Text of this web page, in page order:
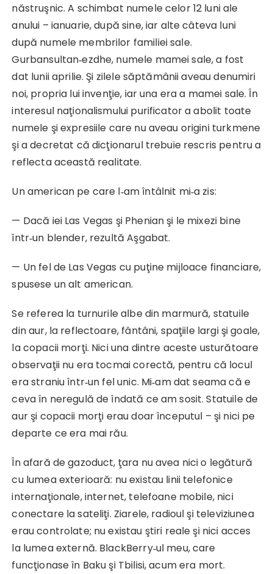
năstruşnic. A schimbat numele celor 12 luni ale
anului – ianuarie, după sine, iar alte câteva luni
după numele membrilor familiei sale.
Gurbansultan‑ezdhe, numele mamei sale, a fost
dat lunii aprilie. Şi zilele săptămânii aveau denumiri
noi, propria lui invenţie, iar una era a mamei sale. În
interesul naţionalismului purificator a abolit toate
numele şi expresiile care nu aveau origini turkmene
şi a decretat că dicţionarul trebuie rescris pentru a
reflecta această realitate.
Un american pe care l‑am întâlnit mi‑a zis:
— Dacă iei Las Vegas şi Phenian şi le mixezi bine
într‑un blender, rezultă Aşgabat.
— Un fel de Las Vegas cu puţine mijloace financiare,
spusese un alt american.
Se referea la turnurile albe din marmură, statuile
din aur, la reflectoare, fântâni, spaţiile largi şi goale,
la copacii morţi. Nici una dintre aceste usturătoare
observaţii nu era tocmai corectă, pentru că locul
era straniu într‑un fel unic. Mi‑am dat seama că e
ceva în neregulă de îndată ce am sosit. Statuile de
aur şi copacii morţi erau doar începutul – şi nici pe
departe ce era mai rău.
În afară de gazoduct, ţara nu avea nici o legătură
cu lumea exterioară: nu existau linii telefonice
internaţionale, internet, telefoane mobile, nici
conectare la sateliţi. Ziarele, radioul şi televiziunea
erau controlate; nu existau ştiri reale şi nici acces
la lumea externă. BlackBerry‑ul meu, care
funcţionase în Baku şi Tbilisi, acum era mort.